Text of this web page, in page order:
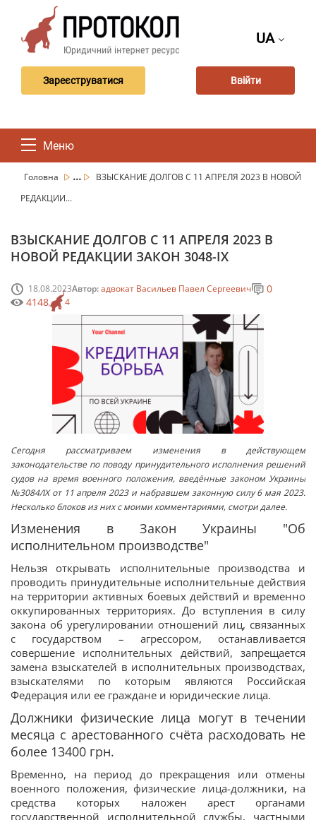
UA
Зареєструватися Ввійти
Меню
Головна ...
ВЗЫСКАНИЕ ДОЛГОВ С 11 АПРЕЛЯ 2023 В НОВОЙ
РЕДАКЦИИ...
ВЗЫСКАНИЕ ДОЛГОВ С 11 АПРЕЛЯ 2023 В
НОВОЙ РЕДАКЦИИ ЗАКОН 3048-ІХ
18.08.2023Автор:адвокат Васильев Павел Сергеевич
4
0
4148
Сегодня рассматриваем изменения в действующем
законодательстве по поводу принудительного исполнения решений
судов на время военного положения, введённые законом Украины
№3084/ІХ от 11 апреля 2023 и набравшем законную силу 6 мая 2023.
Несколько блоков из них с моими комментариями, смотри далее.
Изменения в Закон Украины "Об
исполнительном производстве"
Нельзя открывать исполнительные производства и
проводить принудительные исполнительные действия
на территории активных боевых действий и временно
оккупированных территориях. До вступления в силу
закона об урегулировании отношений лиц, связанных
с государством – агрессором, останавливается
совершение исполнительных действий, запрещается
замена взыскателей в исполнительных производствах,
взыскателями по которым являются Российская
Федерация или ее граждане и юридические лица.
Должники физические лица могут в течении
месяца с арестованного счёта расходовать не
более 13400 грн.
Временно, на период до прекращения или отмены
военного положения, физические лица-должники, на
средства которых наложен арест органами
государственной исполнительной службы, частными